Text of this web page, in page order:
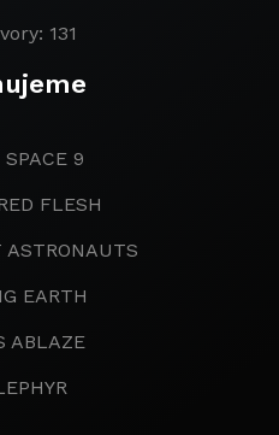
131
9
FLESH
ASTRONAUTS
EARTH
ABLAZE